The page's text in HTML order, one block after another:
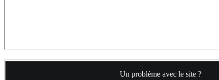
Un problème avec le site ?